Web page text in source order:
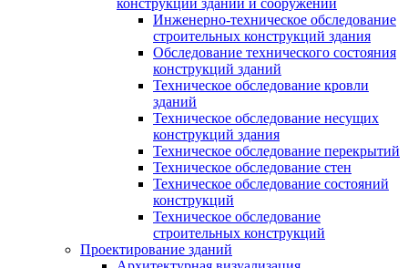
Инженерно-техническое обследование
строительных конструкций здания
Обследование технического состояния
конструкций зданий
Техническое обследование кровли
зданий
Техническое обследование несущих
конструкций здания
Техническое обследование перекрытий
Техническое обследование стен
Техническое обследование состояний
конструкций
Техническое обследование
строительных конструкций
Проектирование зданий